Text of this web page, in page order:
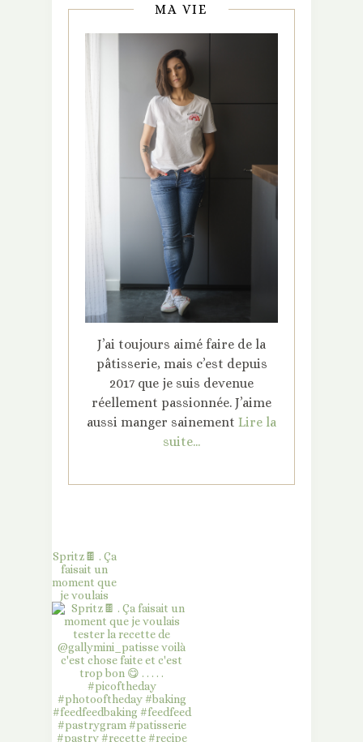
MA VIE
J’ai toujours aimé faire de la
pâtisserie, mais c’est depuis
2017 que je suis devenue
réellement passionnée. J’aime
aussi manger sainement Lire la
suite...
Spritz🍫 . Ça
faisait un
moment que
je voulais